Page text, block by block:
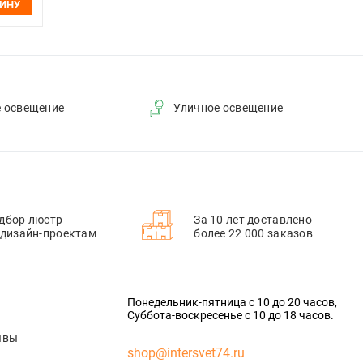
освещение Уличное освещение
люстр
проектам
За 10 лет доставлено
более 22 000 заказов
Понедельник-пятница с 10 до 20 часов,
Суббота-воскресенье с 10 до 18 часов.
shop@intersvet74.ru